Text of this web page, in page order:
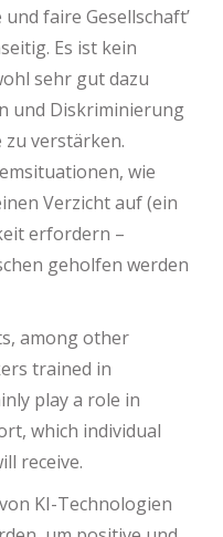
faire Gesellschaft’
Es ist kein
sehr gut dazu
und Diskriminierung
zu verstärken.
wie
Verzicht auf (ein
erfordern –
geholfen werden
among other
trained in
play a role in
which individual
receive.
KI-Technologien